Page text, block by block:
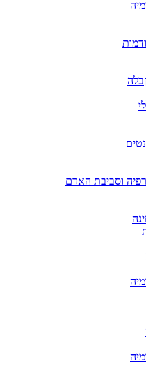
וסביבת האדם